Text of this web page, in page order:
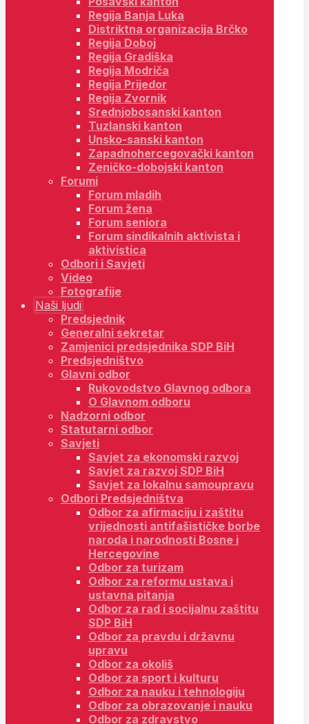
Regija Banja Luka
Distriktna organizacija Brčko
Regija Doboj
Regija Gradiška
Regija Modriča
Regija Prijedor
Regija Zvornik
Srednjobosanski kanton
Tuzlanski kanton
Unsko-sanski kanton
Zapadnohercegovački kanton
Zeničko-dobojski kanton
Forumi
Forum mladih
Forum žena
Forum seniora
Forum sindikalnih aktivista i
aktivistica
Odbori i Savjeti
Video
Fotografije
Naši ljudi
Predsjednik
Generalni sekretar
Zamjenici predsjednika SDP BiH
Predsjedništvo
Glavni odbor
Rukovodstvo Glavnog odbora
O Glavnom odboru
Nadzorni odbor
Statutarni odbor
Savjeti
Savjet za ekonomski razvoj
Savjet za razvoj SDP BiH
Savjet za lokalnu samoupravu
Odbori Predsjedništva
Odbor za afirmaciju i zaštitu
vrijednosti antifašističke borbe
naroda i narodnosti Bosne i
Hercegovine
Odbor za turizam
Odbor za reformu ustava i
ustavna pitanja
Odbor za rad i socijalnu zaštitu
SDP BiH
Odbor za pravdu i državnu
upravu
Odbor za okoliš
Odbor za sport i kulturu
Odbor za nauku i tehnologiju
Odbor za obrazovanje i nauku
Odbor za zdravstvo